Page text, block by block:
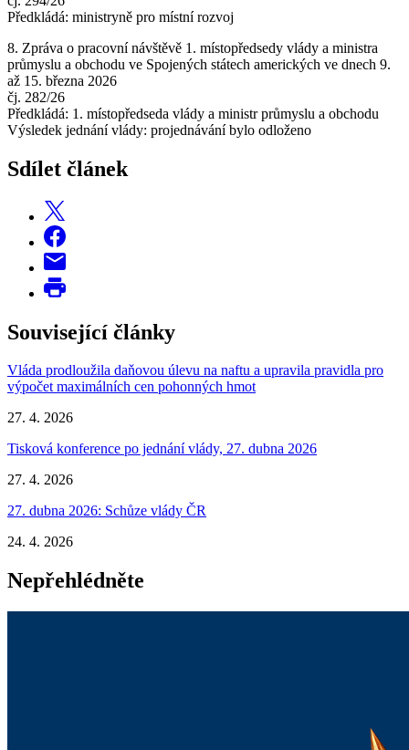
Předkládá: ministryně pro místní rozvoj
8. Zpráva o pracovní návštěvě 1. místopředsedy vlády a ministra
průmyslu a obchodu ve Spojených státech amerických ve dnech 9.
až 15. března 2026
čj. 282/26
Předkládá: 1. místopředseda vlády a ministr průmyslu a obchodu
Výsledek jednání vlády: projednávání bylo odloženo
Sdílet článek
Související články
Vláda prodloužila daňovou úlevu na naftu a upravila pravidla pro
výpočet maximálních cen pohonných hmot
27. 4. 2026
Tisková konference po jednání vlády, 27. dubna 2026
27. 4. 2026
27. dubna 2026: Schůze vlády ČR
24. 4. 2026
Nepřehlédněte